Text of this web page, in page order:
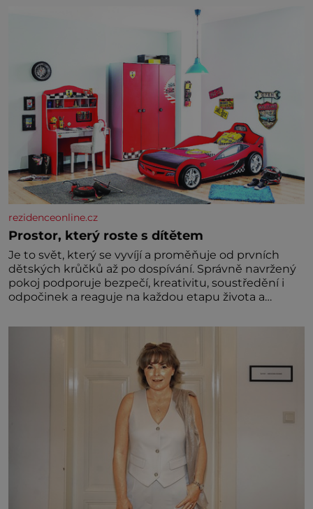
rezidenceonline.cz
Prostor, který roste s dítětem
Je to svět, který se vyvíjí a proměňuje od prvních
dětských krůčků až po dospívání. Správně navržený
pokoj podporuje bezpečí, kreativitu, soustředění i
odpočinek a reaguje na každou etapu života a
jednoduchost, měkkost a bezpečí, proto by pokoj